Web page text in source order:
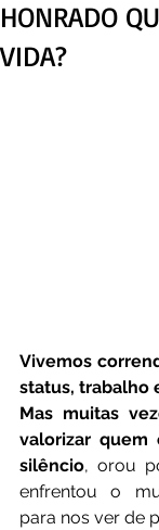
HONRADO
VIDA?
Vivemos
status, trabalho
Mas muitas
valorizar quem
silêncio, orou
enfrentou o
para nos ver de